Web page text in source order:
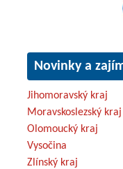
Novinky a
Jihomoravský kraj
Moravskoslezský kraj
Olomoucký kraj
Vysočina
Zlínský kraj